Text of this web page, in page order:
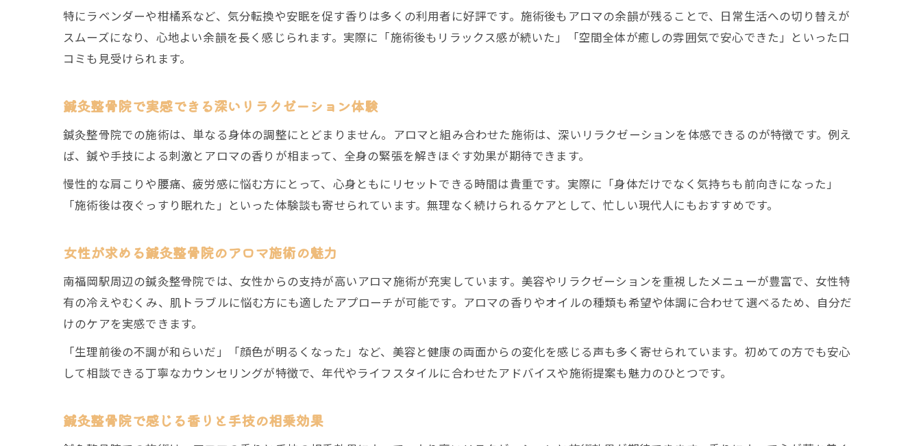
女性の疲れを癒す鍼灸整骨院アロマケアのポイント
鍼灸整骨院で実感する女性に嬉しい効果
肌ハリやリフトアップ実感できる鍼灸整骨院の施術
鍼灸整骨院が提供する女性向けアロマの魅力
忙しいあなたに最適なリラクゼーション術
仕事帰りにも通いやすい鍼灸整骨院アロマ体験
予約しやすい鍼灸整骨院でアロマリラクゼーション
特にラベンダーや柑橘系など、気分転換や安眠を促す香りは多くの利用者に好評です。施術後もアロマの余韻が残ることで、日常生活への切り替えが
スムーズになり、心地よい余韻を長く感じられます。実際に「施術後もリラックス感が続いた」「空間全体が癒しの雰囲気で安心できた」といった口
コミも見受けられます。
鍼灸整骨院で実感できる深いリラクゼーション体験
鍼灸整骨院での施術は、単なる身体の調整にとどまりません。アロマと組み合わせた施術は、深いリラクゼーションを体感できるのが特徴です。例え
ば、鍼や手技による刺激とアロマの香りが相まって、全身の緊張を解きほぐす効果が期待できます。
慢性的な肩こりや腰痛、疲労感に悩む方にとって、心身ともにリセットできる時間は貴重です。実際に「身体だけでなく気持ちも前向きになった」
「施術後は夜ぐっすり眠れた」といった体験談も寄せられています。無理なく続けられるケアとして、忙しい現代人にもおすすめです。
女性が求める鍼灸整骨院のアロマ施術の魅力
南福岡駅周辺の鍼灸整骨院では、女性からの支持が高いアロマ施術が充実しています。美容やリラクゼーションを重視したメニューが豊富で、女性特
有の冷えやむくみ、肌トラブルに悩む方にも適したアプローチが可能です。アロマの香りやオイルの種類も希望や体調に合わせて選べるため、自分だ
けのケアを実感できます。
「生理前後の不調が和らいだ」「顔色が明るくなった」など、美容と健康の両面からの変化を感じる声も多く寄せられています。初めての方でも安心
して相談できる丁寧なカウンセリングが特徴で、年代やライフスタイルに合わせたアドバイスや施術提案も魅力のひとつです。
鍼灸整骨院で感じる香りと手技の相乗効果